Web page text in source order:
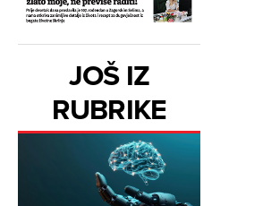
JOŠ IZ
RUBRIKE